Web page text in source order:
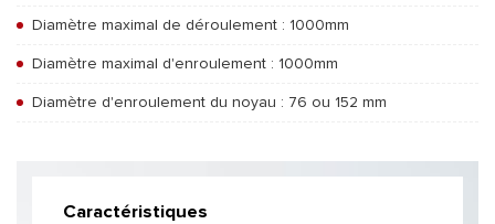
Diamètre maximal de déroulement : 1000mm
Diamètre maximal d'enroulement : 1000mm
Diamètre d'enroulement du noyau : 76 ou 152 mm
Caractéristiques